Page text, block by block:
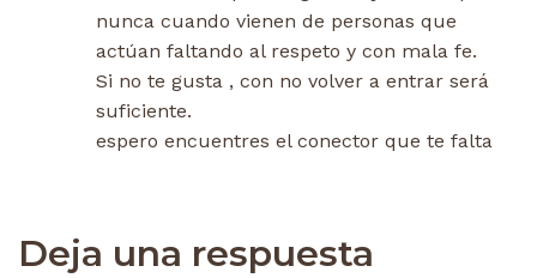
nunca cuando vienen de personas que
actúan faltando al respeto y con mala fe.
Si no te gusta , con no volver a entrar será
suficiente.
espero encuentres el conector que te falta
Deja una respuesta